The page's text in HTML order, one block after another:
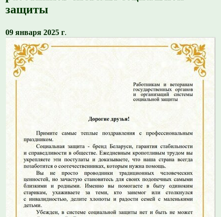
защиты
09 января 2025 г.